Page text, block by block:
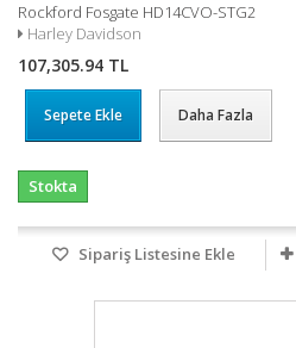
Rockford Fosgate HD14CVO-STG2
Harley Davidson
107,305.94 TL
Sepete Ekle Daha Fazla
Stokta
Sipariş Listesine Ekle